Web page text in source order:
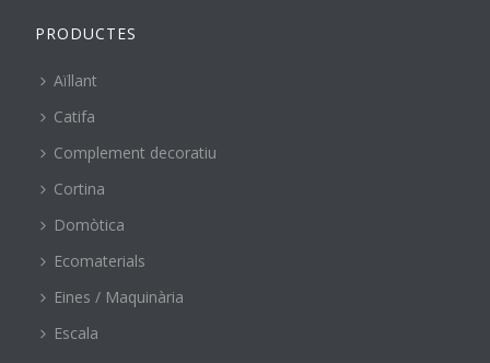
PRODUCTES
Aïllant
Catifa
Complement decoratiu
Cortina
Domòtica
Ecomaterials
Eines / Maquinària
Escala